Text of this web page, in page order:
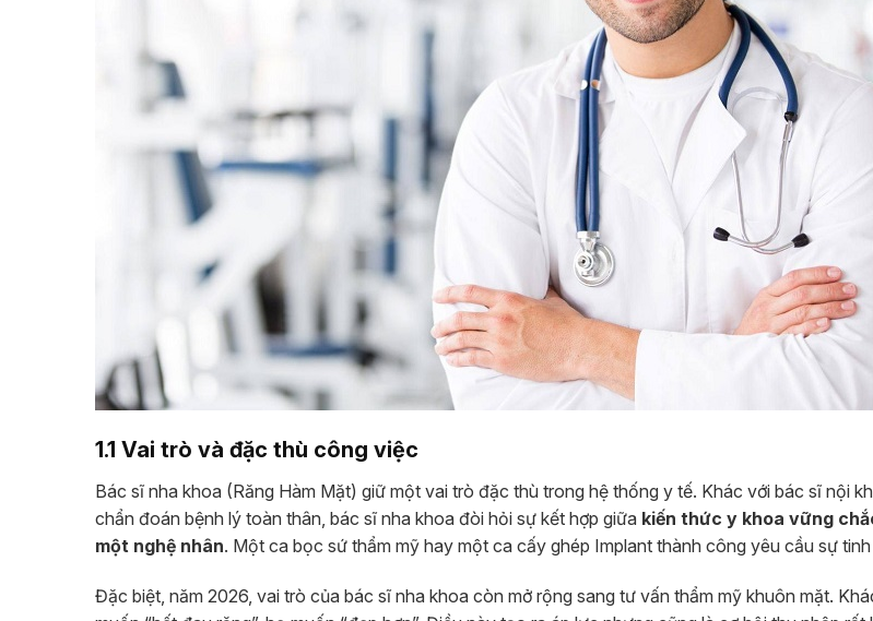
1.1 Vai trò và đặc thù công việc
Bác sĩ nha khoa (Răng Hàm Mặt) giữ một vai trò đặc thù trong hệ thống y tế. Khác với bác sĩ nội
chẩn đoán bệnh lý toàn thân, bác sĩ nha khoa đòi hỏi sự kết hợp giữa kiến thức y khoa vững
một nghệ nhân. Một ca bọc sứ thẩm mỹ hay một ca cấy ghép Implant thành công yêu cầu sự
Đặc biệt, năm 2026, vai trò của bác sĩ nha khoa còn mở rộng sang tư vấn thẩm mỹ khuôn mặt.